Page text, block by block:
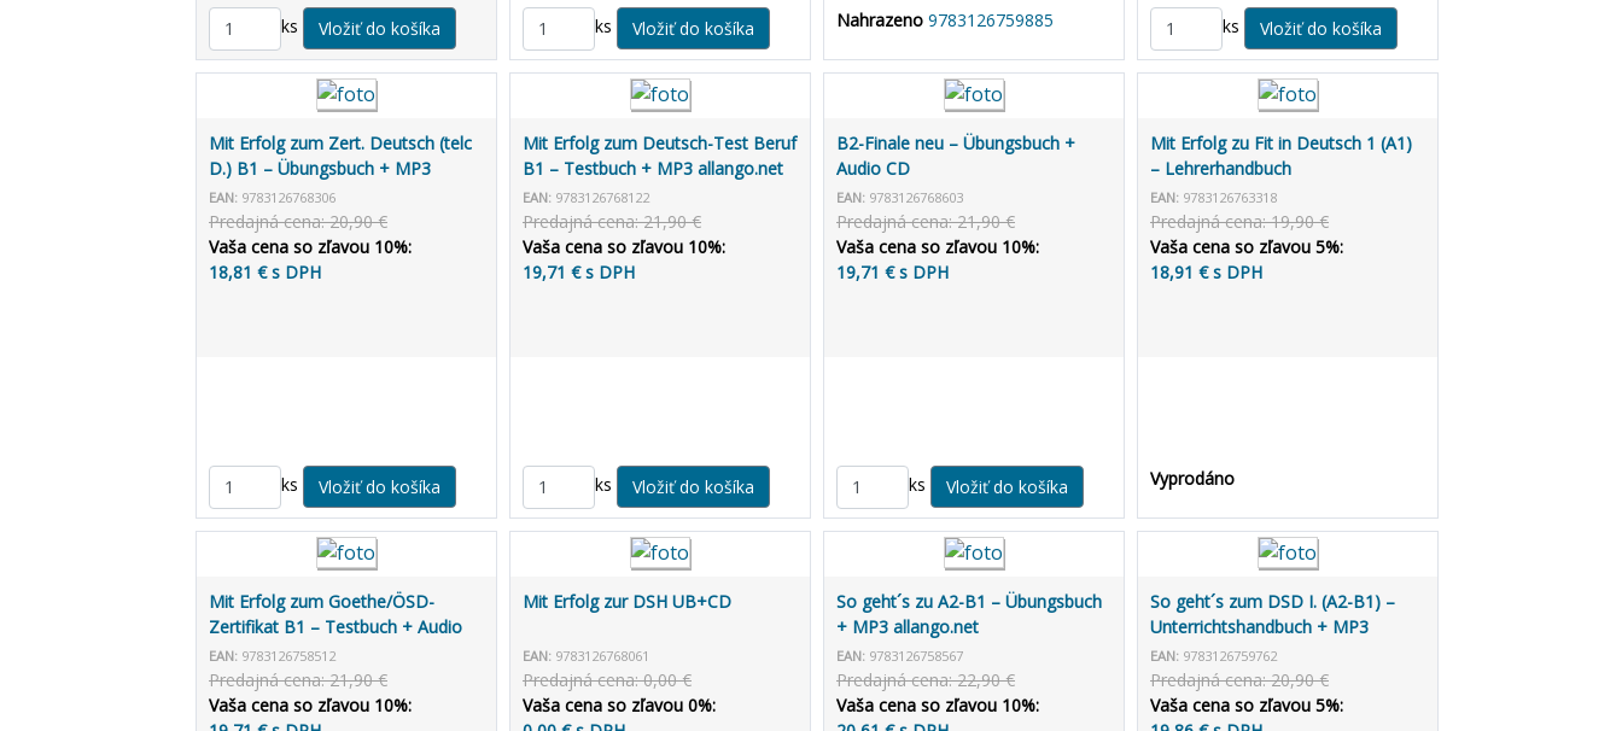
ks ks Nahrazeno 9783126759885 ks
Mit Erfolg zum Zert. Deutsch (telc
D.) B1 – Übungsbuch + MP3
allango.net
EAN: 9783126768306
Predajná cena: 20,90 €
Vaša cena so zľavou 10%:
18,81 € s DPH
ks
Mit Erfolg zum Deutsch-Test Beruf
B1 – Testbuch + MP3 allango.net
EAN: 9783126768122
Predajná cena: 21,90 €
Vaša cena so zľavou 10%:
19,71 € s DPH
ks
B2-Finale neu – Übungsbuch +
Audio CD
EAN: 9783126768603
Predajná cena: 21,90 €
Vaša cena so zľavou 10%:
19,71 € s DPH
ks
Mit Erfolg zu Fit in Deutsch 1 (A1)
– Lehrerhandbuch
EAN: 9783126763318
Predajná cena: 19,90 €
Vaša cena so zľavou 5%:
18,91 € s DPH
Vyprodáno
Mit Erfolg zum Goethe/ÖSD-
Zertifikat B1 – Testbuch + Audio
CD
EAN: 9783126758512
Predajná cena: 21,90 €
Vaša cena so zľavou 10%:
Mit Erfolg zur DSH UB+CD
EAN: 9783126768061
Predajná cena: 0,00 €
Vaša cena so zľavou 0%:
So geht´s zu A2-B1 – Übungsbuch
+ MP3 allango.net
EAN: 9783126758567
Predajná cena: 22,90 €
Vaša cena so zľavou 10%:
So geht´s zum DSD I. (A2-B1) –
Unterrichtshandbuch + MP3
allango.net
EAN: 9783126759762
Predajná cena: 20,90 €
Vaša cena so zľavou 5%: